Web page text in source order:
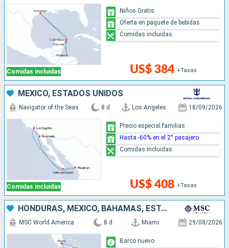
Comidas incluidas US$ 384 +Tasas
Niños Gratis
Oferta en paquete de bebidas
Comidas incluidas
MÉXICO, ESTADOS UNIDOS
Comidas incluidas
Navigator of the Seas 8 d Los Angeles 18/09/2026
US$ 408 +Tasas
Precio especial familias
Hasta -60% en el 2° pasajero
Comidas incluidas
HONDURAS, MÉXICO, BAHAMAS, ESTADOS UNIDOS
MSC World America 8 d Miami 29/08/2026
Barco nuevo